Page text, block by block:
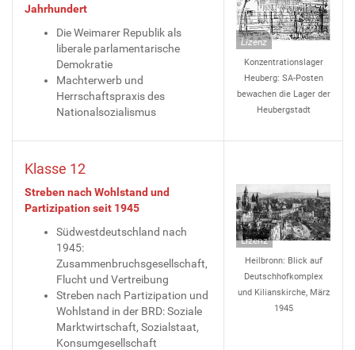
Jahrhundert
Die Weimarer Republik als
liberale parlamentarische
Demokratie
Machterwerb und
Herrschaftspraxis des
Nationalsozialismus
Lizenz
Konzentrationslager
Heuberg: SA-Posten
bewachen die Lager der
Heubergstadt
Klasse 12
Streben nach Wohlstand und
Partizipation seit 1945
Südwestdeutschland nach
1945:
Zusammenbruchsgesellschaft,
Flucht und Vertreibung
Streben nach Partizipation und
Wohlstand in der BRD: Soziale
Marktwirtschaft, Sozialstaat,
Konsumgesellschaft
Lizenz
Heilbronn: Blick auf
Deutschhofkomplex
und Kilianskirche, März
1945